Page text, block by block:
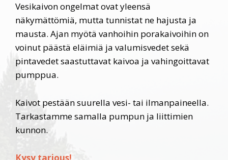
Vesikaivon ongelmat ovat yleensä
näkymättömiä, mutta tunnistat ne hajusta ja
mausta. Ajan myötä vanhoihin porakaivoihin on
voinut päästä eläimiä ja valumisvedet sekä
pintavedet saastuttavat kaivoa ja vahingoittavat
pumppua.
Kaivot pestään suurella vesi- tai ilmanpaineella.
Tarkastamme samalla pumpun ja liittimien
kunnon.